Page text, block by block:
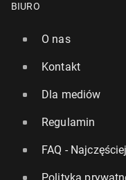
BIURO
O nas
Kontakt
Dla mediów
Regulamin
FAQ -